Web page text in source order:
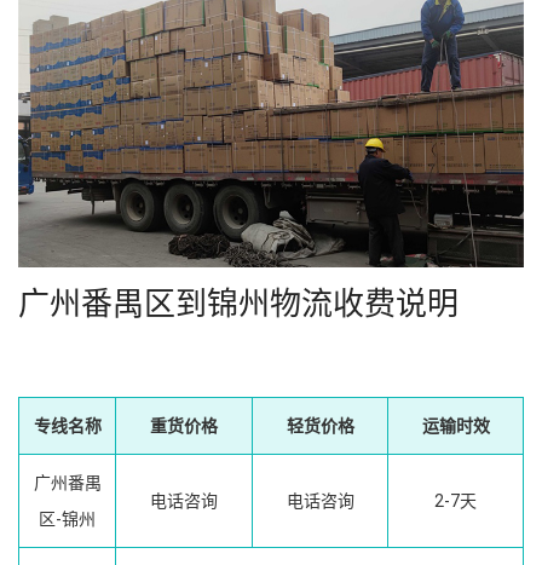
广州番禺区到锦州物流收费说明
专线名称 重货价格 轻货价格 运输时效
广州番禺
区-锦州
电话咨询 电话咨询 2-7天